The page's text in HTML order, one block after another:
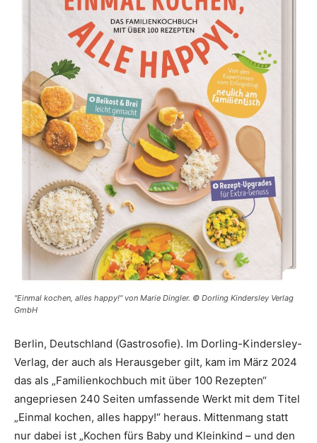
"Einmal kochen, alles happy!" von Marie Dingler. © Dorling Kindersley Verlag
GmbH
Berlin, Deutschland (Gastrosofie). Im Dorling-Kindersley-
Verlag, der auch als Herausgeber gilt, kam im März 2024
das als „Familienkochbuch mit über 100 Rezepten“
angepriesen 240 Seiten umfassende Werkt mit dem Titel
„Einmal kochen, alles happy!“ heraus. Mittenmang statt
nur dabei ist „Kochen fürs Baby und Kleinkind – und den